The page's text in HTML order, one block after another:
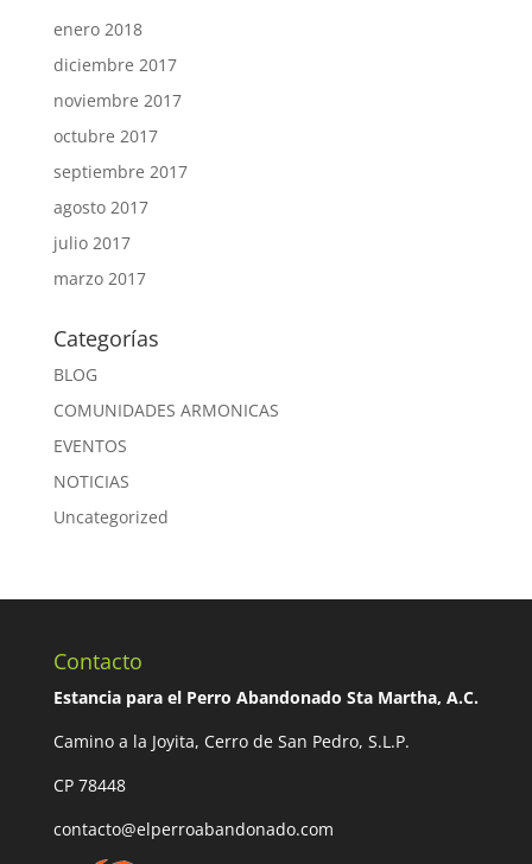
enero 2018
diciembre 2017
noviembre 2017
octubre 2017
septiembre 2017
agosto 2017
julio 2017
marzo 2017
Categorías
BLOG
COMUNIDADES ARMONICAS
EVENTOS
NOTICIAS
Uncategorized
Contacto
Estancia para el Perro Abandonado Sta Martha, A.C.
Camino a la Joyita, Cerro de San Pedro, S.L.P.
CP 78448
contacto@elperroabandonado.com